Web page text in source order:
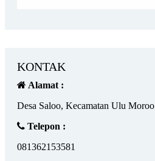
KONTAK
Alamat :
Desa Saloo, Kecamatan Ulu Moroo
Telepon :
081362153581